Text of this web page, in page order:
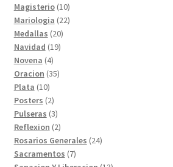
productos
Magisterio 1010
productos
Mariologia 2222
Medallas 2020
productos
Navidad 1919
Novena 44
productos
Oracion 3535
Plata 1010
productos
Posters 22
productos
Pulseras 33
productos
Reflexion 22
productos
Rosarios Generales 2424
Sacramentos 77